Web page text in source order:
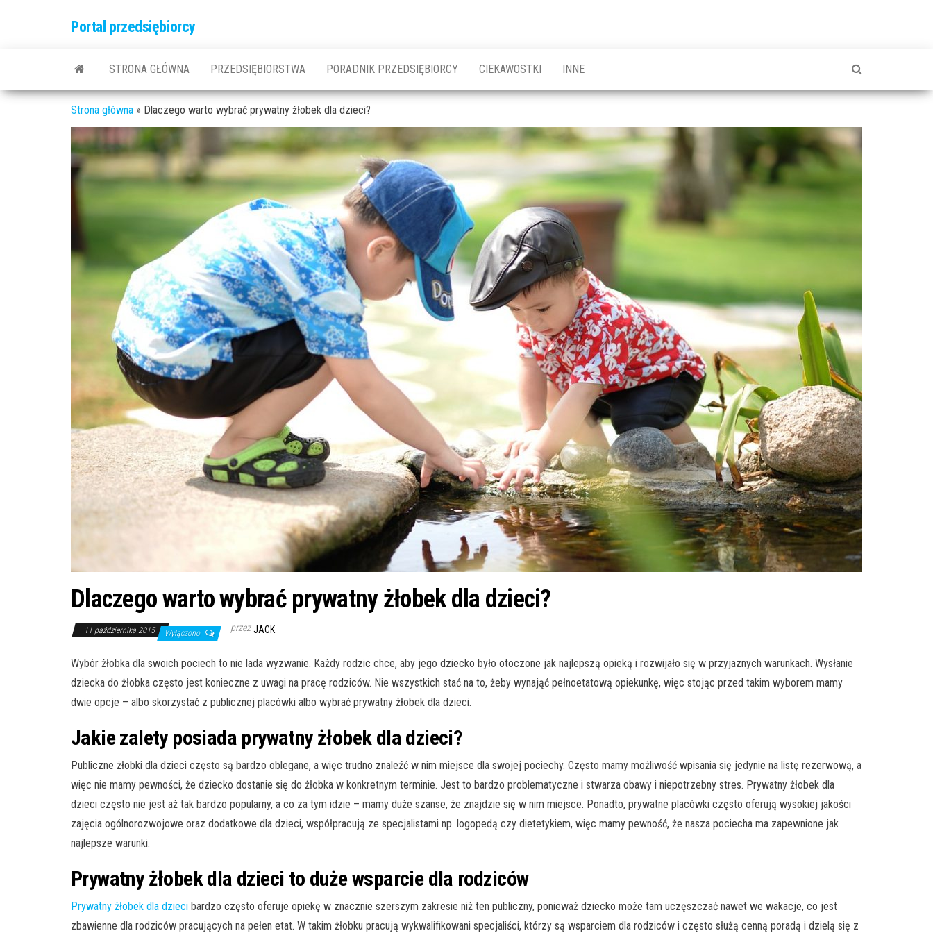
Portal przedsiębiorcy
STRONA GŁÓWNA PRZEDSIĘBIORSTWA PORADNIK PRZEDSIĘBIORCY CIEKAWOSTKI INNE
Strona główna » Dlaczego warto wybrać prywatny żłobek dla dzieci?
Dlaczego warto wybrać prywatny żłobek dla dzieci?
11 października 2015 Wyłączono przez JACK
Wybór żłobka dla swoich pociech to nie lada wyzwanie. Każdy rodzic chce, aby jego dziecko było otoczone jak najlepszą opieką i rozwijało się w przyjaznych warunkach. Wysłanie
dziecka do żłobka często jest konieczne z uwagi na pracę rodziców. Nie wszystkich stać na to, żeby wynająć pełnoetatową opiekunkę, więc stojąc przed takim wyborem mamy
dwie opcje – albo skorzystać z publicznej placówki albo wybrać prywatny żłobek dla dzieci.
Jakie zalety posiada prywatny żłobek dla dzieci?
Publiczne żłobki dla dzieci często są bardzo oblegane, a więc trudno znaleźć w nim miejsce dla swojej pociechy. Często mamy możliwość wpisania się jedynie na listę rezerwową, a
więc nie mamy pewności, że dziecko dostanie się do żłobka w konkretnym terminie. Jest to bardzo problematyczne i stwarza obawy i niepotrzebny stres. Prywatny żłobek dla
dzieci często nie jest aż tak bardzo popularny, a co za tym idzie – mamy duże szanse, że znajdzie się w nim miejsce. Ponadto, prywatne placówki często oferują wysokiej jakości
zajęcia ogólnorozwojowe oraz dodatkowe dla dzieci, współpracują ze specjalistami np. logopedą czy dietetykiem, więc mamy pewność, że nasza pociecha ma zapewnione jak
najlepsze warunki.
Prywatny żłobek dla dzieci to duże wsparcie dla rodziców
Prywatny żłobek dla dzieci bardzo często oferuje opiekę w znacznie szerszym zakresie niż ten publiczny, ponieważ dziecko może tam uczęszczać nawet we wakacje, co jest
zbawienne dla rodziców pracujących na pełen etat. W takim żłobku pracują wykwalifikowani specjaliści, którzy są wsparciem dla rodziców i często służą cenną poradą i dzielą się z